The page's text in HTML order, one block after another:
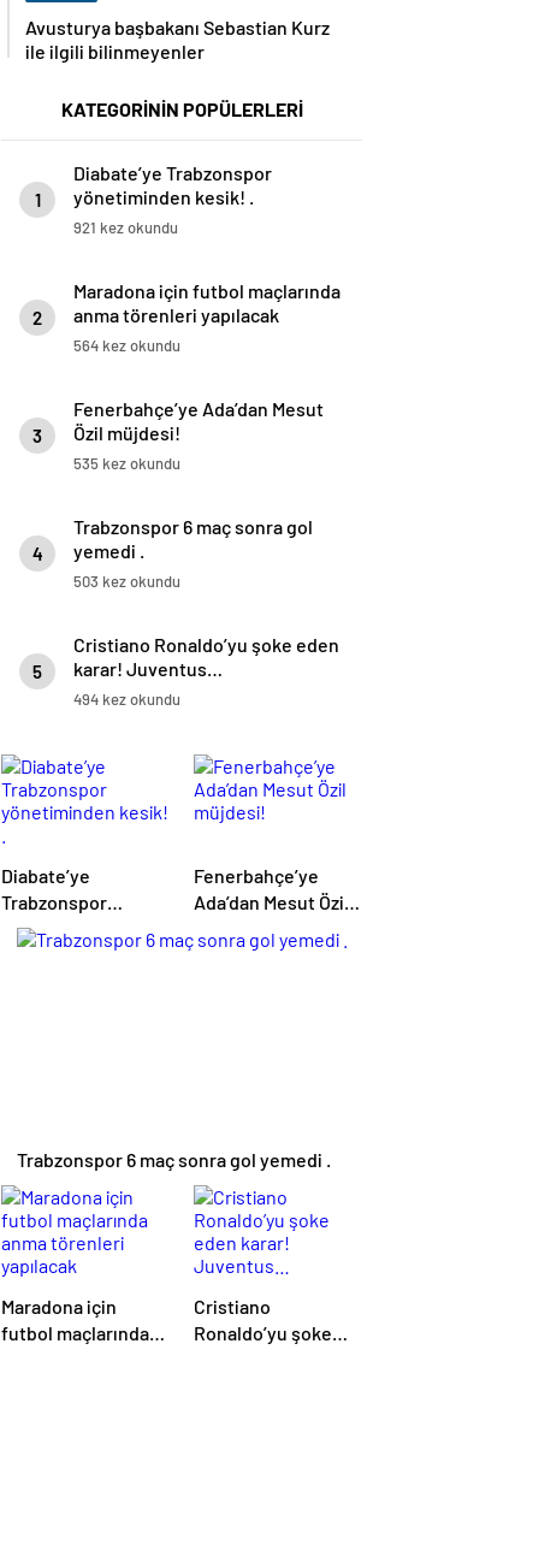
Avusturya başbakanı Sebastian Kurz
ile ilgili bilinmeyenler
KATEGORİNİN POPÜLERLERİ
1
Diabate’ye Trabzonspor
yönetiminden kesik! .
921 kez okundu
2
Maradona için futbol maçlarında
anma törenleri yapılacak
564 kez okundu
3
Fenerbahçe’ye Ada’dan Mesut
Özil müjdesi!
535 kez okundu
4
Trabzonspor 6 maç sonra gol
yemedi .
503 kez okundu
5
Cristiano Ronaldo’yu şoke eden
karar! Juventus…
494 kez okundu
Diabate’ye
Trabzonspor
yönetiminden
kesik! .
Fenerbahçe’ye
Ada’dan Mesut Özil
Trabzonspor 6 maç sonra gol yemedi .
Maradona için
futbol maçlarında
Cristiano
Ronaldo’yu şoke